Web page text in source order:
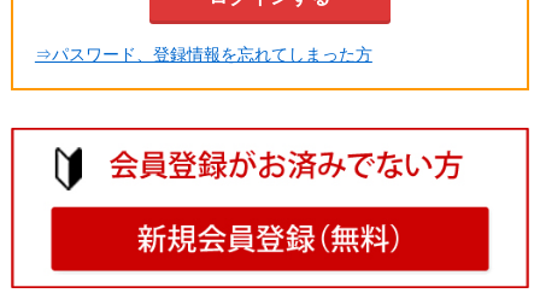
⇒パスワード、登録情報を忘れてしまった方